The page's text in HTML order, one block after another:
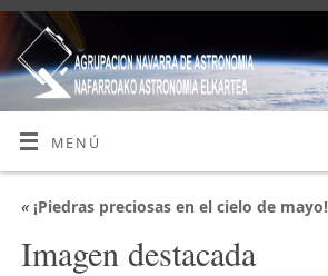
MENÚ
«¡Piedras preciosas en el cielo de mayo!
Imagen destacada